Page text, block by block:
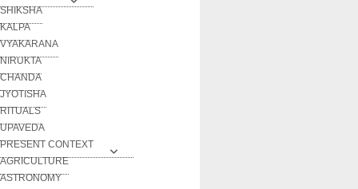
SHIKSHA
KALPA
VYAKARANA
NIRUKTA
CHANDA
JYOTISHA
RITUALS
UPAVEDA
PRESENT CONTEXT
AGRICULTURE
ASTRONOMY